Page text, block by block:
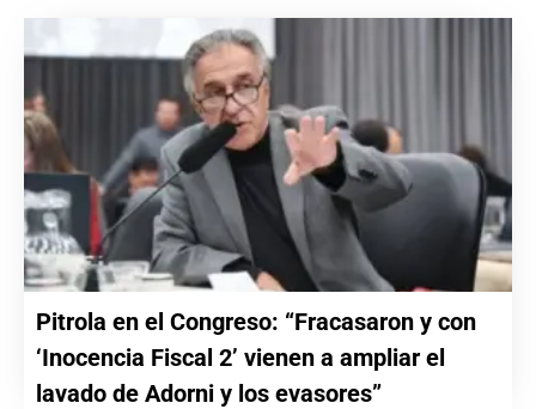
Pitrola en el Congreso: “Fracasaron y con
‘Inocencia Fiscal 2’ vienen a ampliar el
lavado de Adorni y los evasores”